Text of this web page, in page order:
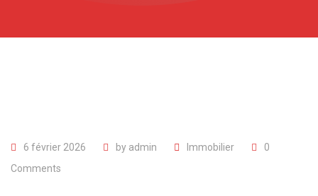
6 février 2026 by admin Immobilier
0
Comments